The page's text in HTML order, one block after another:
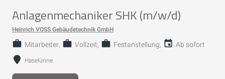
Anlagenmechaniker SHK (m/w/d)
Heinrich VOSS Gebäudetechnik GmbH
Mitarbeiter Vollzeit Festanstellung Ab sofort
Haselünne